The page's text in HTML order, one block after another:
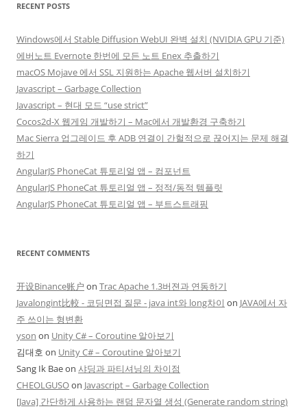
RECENT POSTS
Windows에서 Stable Diffusion WebUI 완벽 설치 (NVIDIA GPU 기준)
에버노트 Evernote 한번에 모든 노트 Enex 추출하기
macOS Mojave 에서 SSL 지원하는 Apache 웹서버 설치하기
Javascript – Garbage Collection
Javascript – 현대 모드 “use strict”
Cocos2d-X 웹게임 개발하기 – Mac에서 개발환경 구축하기
Mac Sierra 업그레이드 후 ADB 연결이 간헐적으로 끊어지는 문제 해결
하기
AngularJS PhoneCat 튜토리얼 앱 – 컴포넌트
AngularJS PhoneCat 튜토리얼 앱 – 정적/동적 템플릿
AngularJS PhoneCat 튜토리얼 앱 – 부트스트래핑
RECENT COMMENTS
开设Binance账户 on Trac Apache 1.3버젼과 연동하기
Javalongint比較 - 코딩면접 질문 - java int와 long차이 on JAVA에서 자
주 쓰이는 형변환
yson on Unity C# – Coroutine 알아보기
김대호 on Unity C# – Coroutine 알아보기
Sang Ik Baeon 샤딩과 파티셔닝의 차이점
CHEOLGUSOon Javascript – Garbage Collection
[Java] 간단하게 사용하는 랜덤 문자열 생성 (Generate random string)